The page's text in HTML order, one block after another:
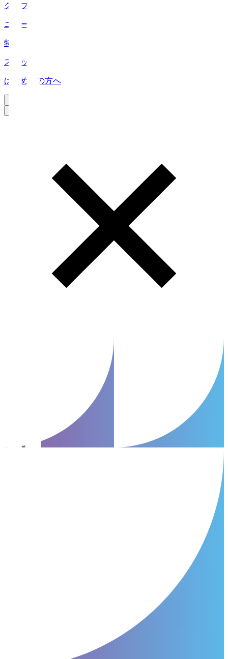
クラブ
ニュース
特集
スタッツ
はじめての方へ